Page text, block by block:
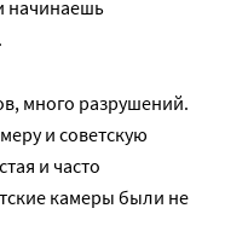
начинаешь
много разрушений.
и советскую
и часто
камеры были не